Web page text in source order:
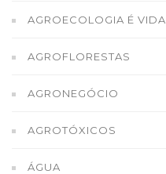
AGROECOLOGIA É VIDA
AGROFLORESTAS
AGRONEGÓCIO
AGROTÓXICOS
ÁGUA